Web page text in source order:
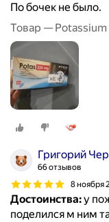
По бочек не было.
Товар — Potassium
Григорий
66 отзывов
8 ноября
Достоинства:у
поделился м ним